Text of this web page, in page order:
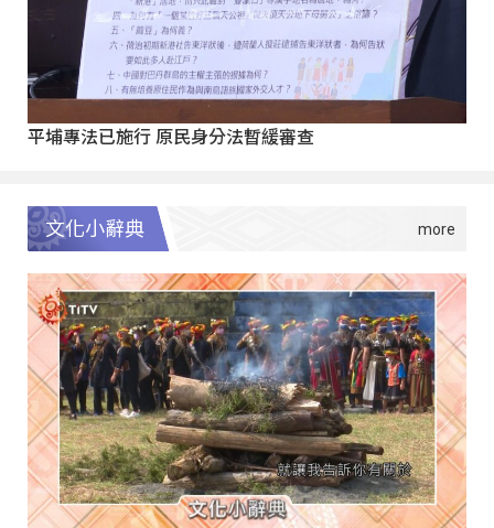
平埔專法已施行 原民身分法暫緩審查
文化小辭典